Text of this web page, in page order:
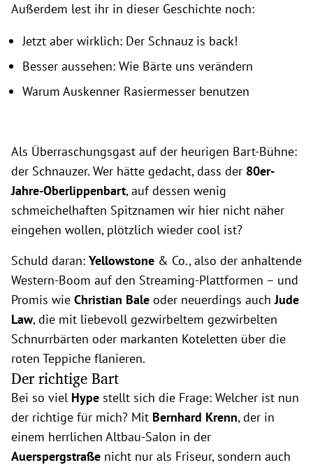
Außerdem lest ihr in dieser Geschichte noch:
Jetzt aber wirklich: Der Schnauz is back!
Besser aussehen: Wie Bärte uns verändern
Warum Auskenner Rasiermesser benutzen
Als Überraschungsgast auf der heurigen Bart-Bühne:
der Schnauzer. Wer hätte gedacht, dass der 80er-
Jahre-Oberlippenbart, auf dessen wenig
schmeichelhaften Spitznamen wir hier nicht näher
eingehen wollen, plötzlich wieder cool ist?
Schuld daran: Yellowstone & Co., also der anhaltende
Western-Boom auf den Streaming-Plattformen – und
Promis wie Christian Bale oder neuerdings auchJude
Law, die mit liebevoll gezwirbeltem gezwirbelten
Schnurrbärten oder markanten Koteletten über die
roten Teppiche flanieren.
Der richtige Bart
Bei so viel Hype stellt sich die Frage: Welcher ist nun
der richtige für mich? Mit Bernhard Krenn, der in
einem herrlichen Altbau-Salon in der
Auerspergstraße nicht nur als Friseur, sondern auch